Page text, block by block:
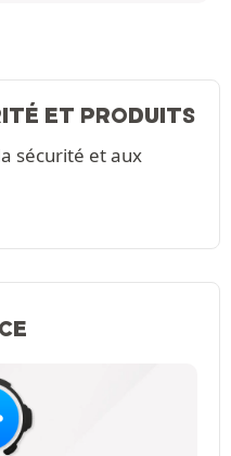
ET PRODUITS
sécurité et aux